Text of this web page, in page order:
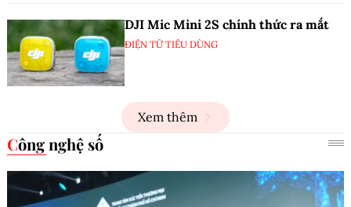
DJI Mic Mini 2S chính thức ra mắt
ĐIỆN TỬ TIÊU DÙNG
Xem thêm
Công nghệ số